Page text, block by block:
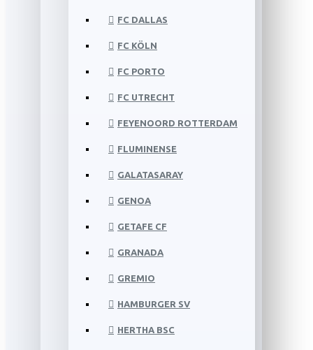
FC DALLAS
FC KÖLN
FC PORTO
FC UTRECHT
FEYENOORD ROTTERDAM
FLUMINENSE
GALATASARAY
GENOA
GETAFE CF
GRANADA
GREMIO
HAMBURGER SV
HERTHA BSC